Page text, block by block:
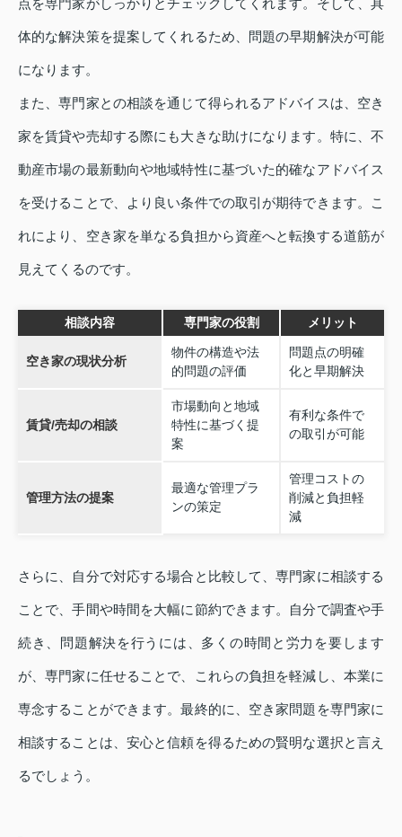
点を専門家がしっかりとチェックしてくれます。そして、具
体的な解決策を提案してくれるため、問題の早期解決が可能
になります。
また、専門家との相談を通じて得られるアドバイスは、空き
家を賃貸や売却する際にも大きな助けになります。特に、不
動産市場の最新動向や地域特性に基づいた的確なアドバイス
を受けることで、より良い条件での取引が期待できます。こ
れにより、空き家を単なる負担から資産へと転換する道筋が
見えてくるのです。
相談内容 専門家の役割 メリット
空き家の現状分析
物件の構造や法
的問題の評価
問題点の明確
化と早期解決
賃貸/売却の相談
市場動向と地域
特性に基づく提
案
有利な条件で
の取引が可能
管理方法の提案
最適な管理プラ
ンの策定
管理コストの
削減と負担軽
減
さらに、自分で対応する場合と比較して、専門家に相談する
ことで、手間や時間を大幅に節約できます。自分で調査や手
続き、問題解決を行うには、多くの時間と労力を要します
が、専門家に任せることで、これらの負担を軽減し、本業に
専念することができます。最終的に、空き家問題を専門家に
相談することは、安心と信頼を得るための賢明な選択と言え
るでしょう。